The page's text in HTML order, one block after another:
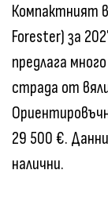
Компактният
Forester) за
предлага
страда от
29 500 €.
налични.